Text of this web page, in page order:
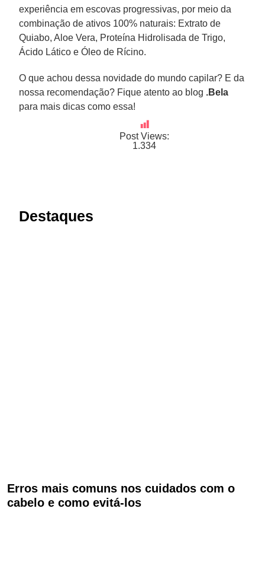
experiência em escovas progressivas, por meio da
combinação de ativos 100% naturais: Extrato de
Quiabo, Aloe Vera, Proteína Hidrolisada de Trigo,
Ácido Lático e Óleo de Rícino.
O que achou dessa novidade do mundo capilar? E da
nossa recomendação? Fique atento ao blog .Bela
para mais dicas como essa!
Post Views:
1.334
Destaques
Erros mais comuns nos cuidados com o
cabelo e como evitá-los